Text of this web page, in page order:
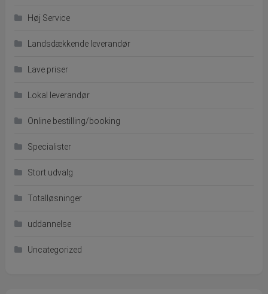
Høj Service
Landsdækkende leverandør
Lave priser
Lokal leverandør
Online bestilling/booking
Specialister
Stort udvalg
Totalløsninger
uddannelse
Uncategorized